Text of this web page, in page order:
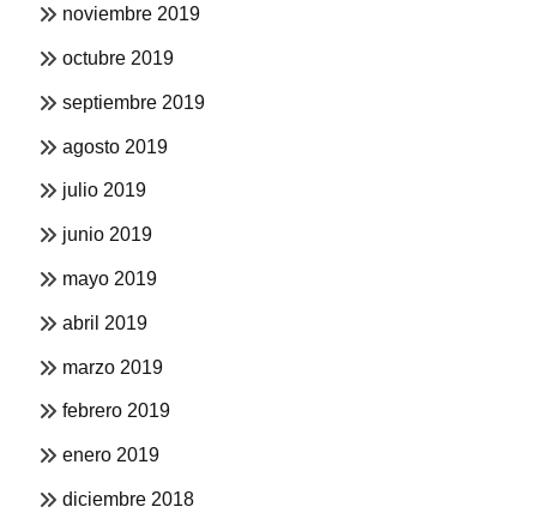
noviembre 2019
octubre 2019
septiembre 2019
agosto 2019
julio 2019
junio 2019
mayo 2019
abril 2019
marzo 2019
febrero 2019
enero 2019
diciembre 2018